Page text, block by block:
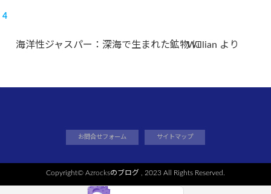
海洋性ジャスパー：深海で生まれた鉱物に
Willian より
お問合せフォーム サイトマップ
Copyright© Azrocksのブログ , 2023 All Rights Reserved.